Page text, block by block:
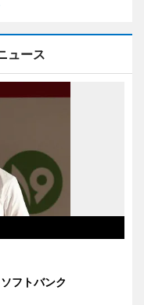
ュース
フトバンク